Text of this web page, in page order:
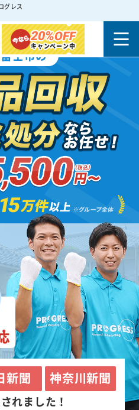
グレス
20%OFF
キャンペーン中
士市の
新聞 神奈川新聞
れました！